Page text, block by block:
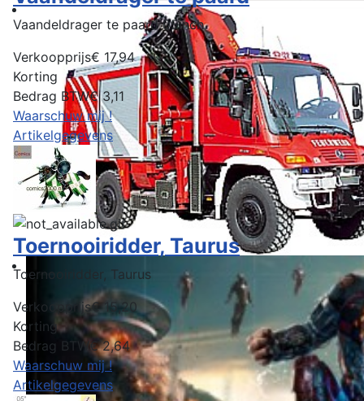
Vaandeldrager te paard 05inch
Verkoopprijs€ 17,94
Korting
Bedrag BTW€ 3,11
Waarschuw mij !
Artikelgegevens
Toernooiridder, Taurus
Toernooiridder, Taurus
Verkoopprijs€ 15,20
Korting
Bedrag BTW € 2,64
Waarschuw mij !
Artikelgegevens